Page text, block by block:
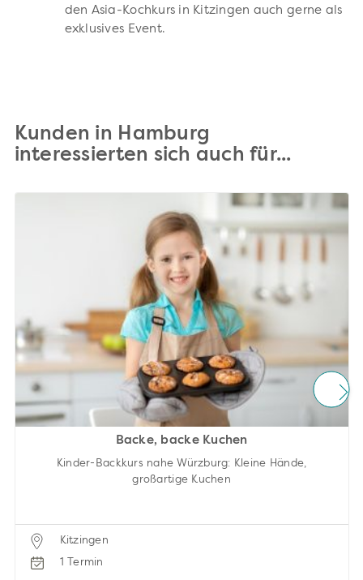
den Asia-Kochkurs in Kitzingen auch gerne als
exklusives Event.
Kunden in Hamburg
interessierten sich auch für...
Backe, backe Kuchen
Kinder-Backkurs nahe Würzburg: Kleine Hände,
großartige Kuchen
Kitzingen
1 Termin